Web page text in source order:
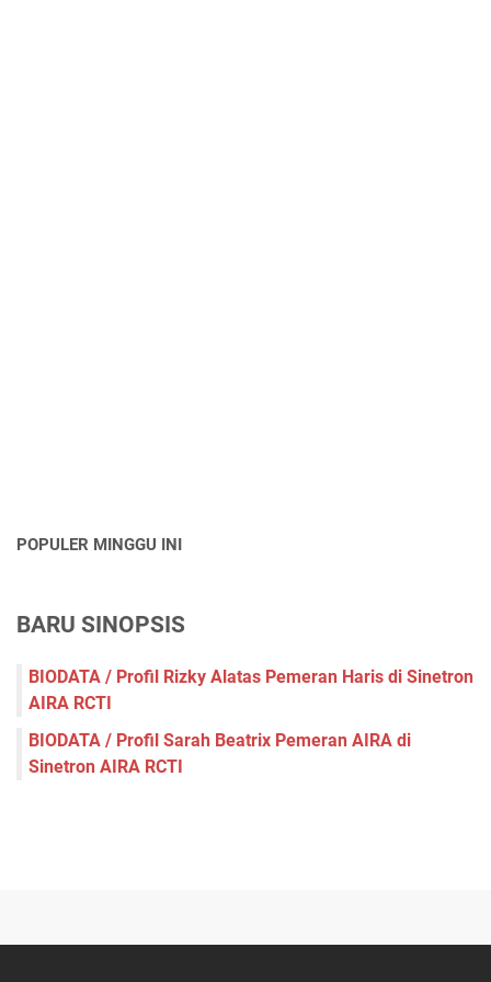
POPULER MINGGU INI
BARU SINOPSIS
BIODATA / Profil Rizky Alatas Pemeran Haris di Sinetron
AIRA RCTI
BIODATA / Profil Sarah Beatrix Pemeran AIRA di
Sinetron AIRA RCTI